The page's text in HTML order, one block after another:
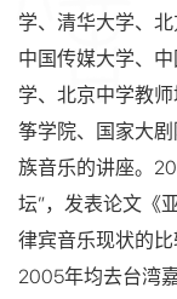
学、清华大学、
中国传媒大学、
学、北京中学教
筝学院、国家大
族音乐的讲座。
坛”，发表论文《
律宾音乐现状的
2005年均去台湾